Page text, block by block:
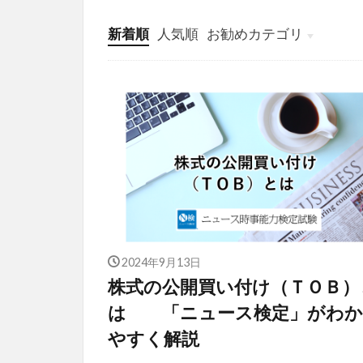
新着順 人気順 お勧めカテゴリ
投稿
学び
マンガ
電子書籍
2024年9月13日
株式の公開買い付け（ＴＯＢ
は 「ニュース検定」がわ
やすく解説